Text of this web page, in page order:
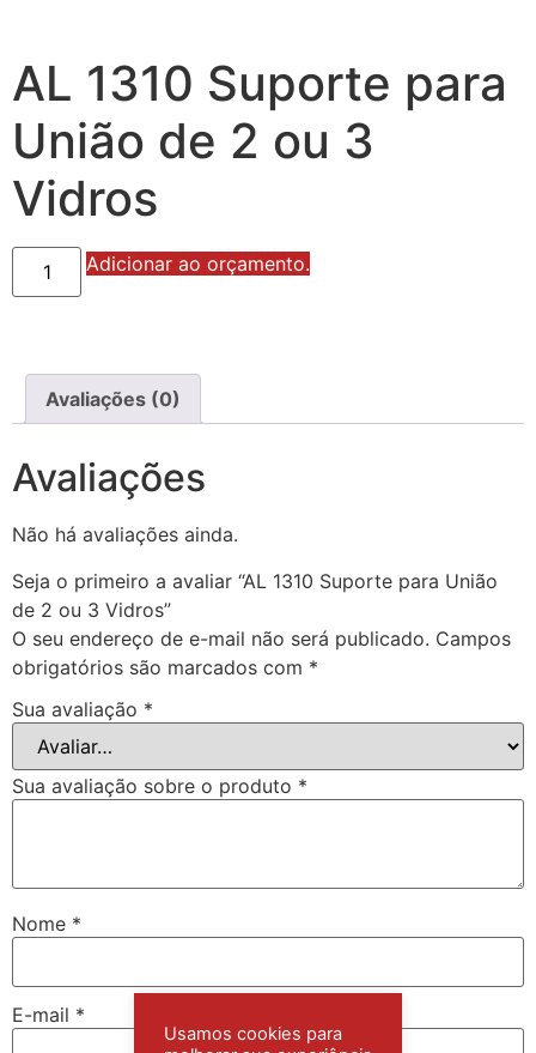
AL 1310 Suporte para
União de 2 ou 3
Vidros
AL
1310
Suporte
Vidros
Adicionar ao orçamento.
Avaliações (0)
Avaliações
Não há avaliações ainda.
Seja o primeiro a avaliar “AL 1310 Suporte para União
de 2 ou 3 Vidros”
O seu endereço de e-mail não será publicado. Campos
obrigatórios são marcados com *
Sua avaliação *
Sua avaliação sobre o produto *
Nome *
E-mail *
Usamos cookies para